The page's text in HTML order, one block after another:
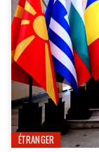
ÉTRANGER